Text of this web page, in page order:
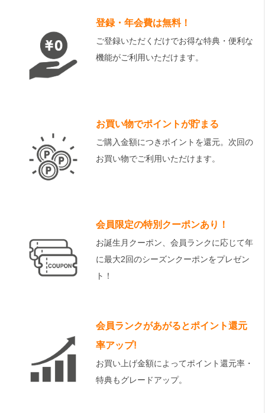
登録・年会費は無料！
ご登録いただくだけでお得な特典・便利な
機能がご利用いただけます。
お買い物でポイントが貯まる
ご購入金額につきポイントを還元。次回の
お買い物でご利用いただけます。
会員限定の特別クーポンあり！
お誕生月クーポン、会員ランクに応じて年
に最大2回のシーズンクーポンをプレゼン
ト！
会員ランクがあがるとポイント還元
率アップ!
お買い上げ金額によってポイント還元率・
特典もグレードアップ。